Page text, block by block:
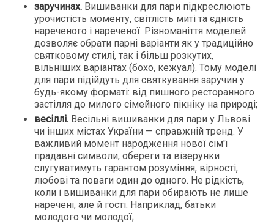
заручинах. Вишиванки для пари підкреслюють
урочистість моменту, світлість миті та єдність
нареченого і нареченої. Різноманіття моделей
дозволяє обрати парні варіанти як у традиційно
святковому стилі, так і більш розкутих,
вільніших варіантах (бохо, кежуал). Тому моделі
для пари підійдуть для святкування заручин у
будь-якому форматі: від пишного ресторанного
застілля до милого сімейного пікніку на природі;
весіллі. Весільні вишиванки для пари у Львові
чи інших містах України — справжній тренд. У
важливий момент народження нової сім'ї
прадавні символи, обереги та візерунки
слугуватимуть гарантом розуміння, вірності,
любові та поваги один до одного. Не рідкість,
коли і вишиванки для пари обирають не лише
наречені, але й гості. Наприклад, батьки
молодого чи молодої;